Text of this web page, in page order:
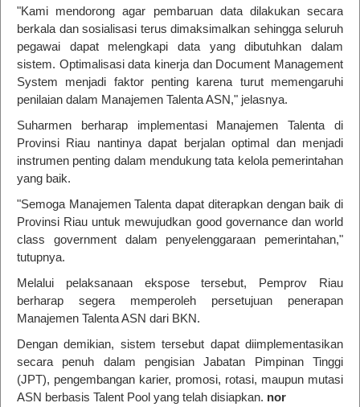
"Kami mendorong agar pembaruan data dilakukan secara
berkala dan sosialisasi terus dimaksimalkan sehingga seluruh
pegawai dapat melengkapi data yang dibutuhkan dalam
sistem. Optimalisasi data kinerja dan Document Management
System menjadi faktor penting karena turut memengaruhi
penilaian dalam Manajemen Talenta ASN," jelasnya.
Suharmen berharap implementasi Manajemen Talenta di
Provinsi Riau nantinya dapat berjalan optimal dan menjadi
instrumen penting dalam mendukung tata kelola pemerintahan
yang baik.
"Semoga Manajemen Talenta dapat diterapkan dengan baik di
Provinsi Riau untuk mewujudkan good governance dan world
class government dalam penyelenggaraan pemerintahan,"
tutupnya.
Melalui pelaksanaan ekspose tersebut, Pemprov Riau
berharap segera memperoleh persetujuan penerapan
Manajemen Talenta ASN dari BKN.
Dengan demikian, sistem tersebut dapat diimplementasikan
secara penuh dalam pengisian Jabatan Pimpinan Tinggi
(JPT), pengembangan karier, promosi, rotasi, maupun mutasi
ASN berbasis Talent Pool yang telah disiapkan. nor